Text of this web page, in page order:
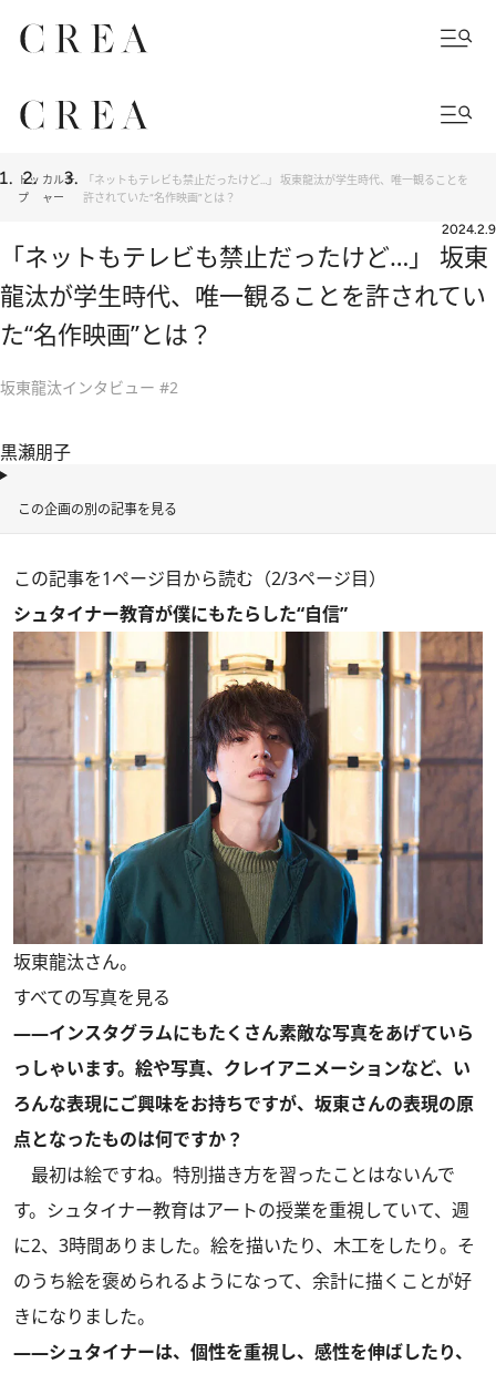
トッ
プ
カルチ
ャー
「ネットもテレビも禁止だったけど…」 坂東龍汰が学生時代、唯一観ることを
許されていた“名作映画”とは？
2024.2.9
「ネットもテレビも禁止だったけど…」 坂東
龍汰が学生時代、唯一観ることを許されてい
た“名作映画”とは？
坂東龍汰インタビュー #2
黒瀬朋子
この企画の別の記事を見る
この記事を1ページ目から読む（2/3ページ目）
シュタイナー教育が僕にもたらした“自信”
坂東龍汰さん。
すべての写真を見る
――インスタグラムにもたくさん素敵な写真をあげていら
っしゃいます。絵や写真、クレイアニメーションなど、い
ろんな表現にご興味をお持ちですが、坂東さんの表現の原
点となったものは何ですか？
最初は絵ですね。特別描き方を習ったことはないんで
す。シュタイナー教育はアートの授業を重視していて、週
に2、3時間ありました。絵を描いたり、木工をしたり。そ
のうち絵を褒められるようになって、余計に描くことが好
きになりました。
——シュタイナーは、個性を重視し、感性を伸ばしたり、